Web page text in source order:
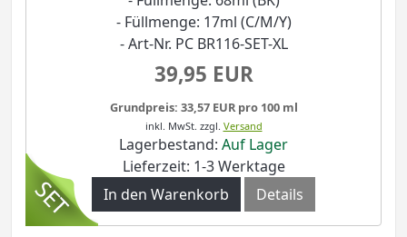
- Füllmenge: 17ml (C/M/Y)
- Art-Nr. PC BR116-SET-XL
39,95 EUR
Grundpreis: 33,57 EUR pro 100 ml
inkl. MwSt. zzgl. Versand
Lagerbestand: Auf Lager
Lieferzeit: 1-3 Werktage
In den Warenkorb
Details